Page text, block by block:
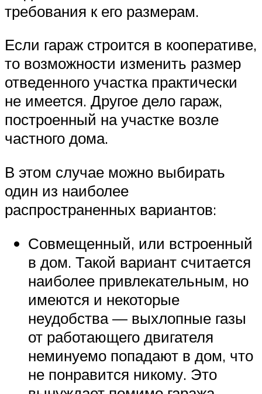
требования к его размерам.
Если гараж строится в кооперативе,
то возможности изменить размер
отведенного участка практически
не имеется. Другое дело гараж,
построенный на участке возле
частного дома.
В этом случае можно выбирать
один из наиболее
распространенных вариантов:
Совмещенный, или встроенный
в дом. Такой вариант считается
наиболее привлекательным, но
имеются и некоторые
неудобства — выхлопные газы
от работающего двигателя
неминуемо попадают в дом, что
не понравится никому. Это